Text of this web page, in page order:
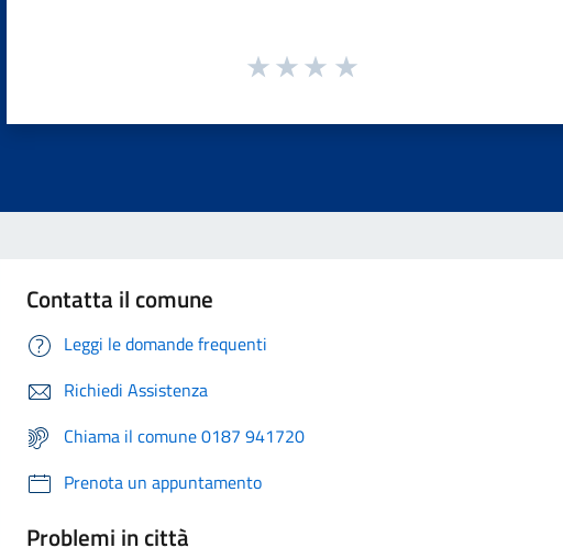
Contatta il comune
Leggi le domande frequenti
Richiedi Assistenza
Chiama il comune 0187 941720
Prenota un appuntamento
Problemi in città